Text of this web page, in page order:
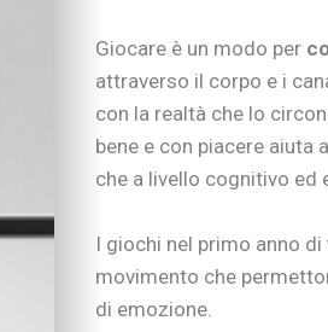
Neonati e prima
Sviluppo
Sviluppo cognitivo e
Linguaggio
I consigli dei
Imparare
Consigli di lettura
Tempo libero
Vivere la famiglia
Giocare è un modo per
attraverso il corpo e i
con la realtà che lo
bene e con piacere aiuta
che a livello cognitivo ed
I giochi nel primo anno
movimento che
di emozione.